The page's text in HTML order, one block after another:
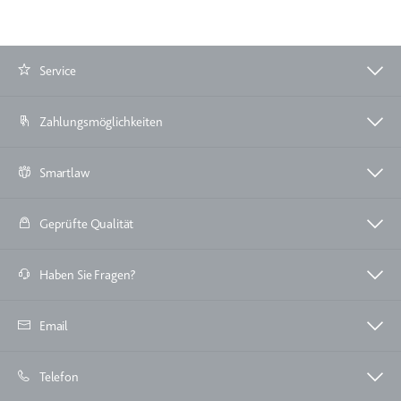
Interaktion der Nutzer mit
Anbieter:
Implementierung und
Service
Zahlungsmöglichkeiten
Smartlaw
Geprüfte Qualität
Haben Sie Fragen?
Email
Telefon